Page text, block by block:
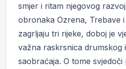
smjer i ritam njegovog
obronaka Ozrena, Trebave
zagrljaju tri rijeke, doboj je
važna raskrsnica drumskog
saobraćaja. O tome svjedoči